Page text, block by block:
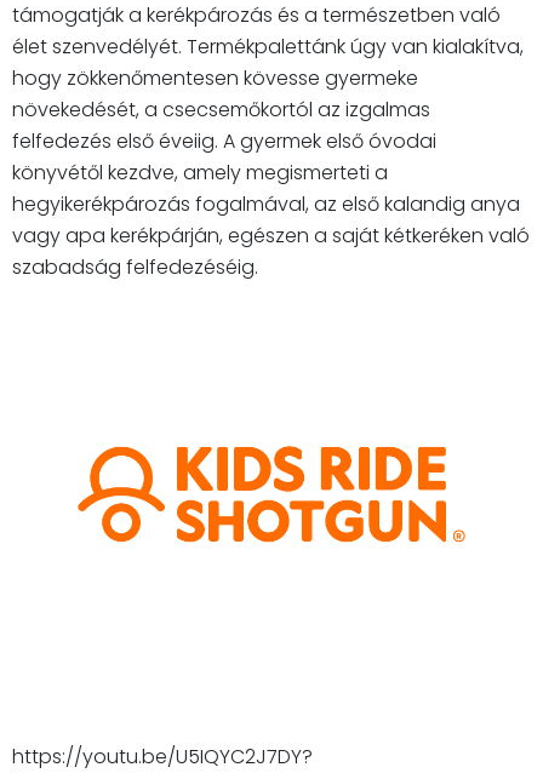
támogatják a kerékpározás és a természetben való
élet szenvedélyét. Termékpalettánk úgy van kialakítva,
hogy zökkenőmentesen kövesse gyermeke
növekedését, a csecsemőkortól az izgalmas
felfedezés első éveiig. A gyermek első óvodai
könyvétől kezdve, amely megismerteti a
hegyikerékpározás fogalmával, az első kalandig anya
vagy apa kerékpárján, egészen a saját kétkeréken való
szabadság felfedezéséig.
https://youtu.be/U5IQYC2J7DY?